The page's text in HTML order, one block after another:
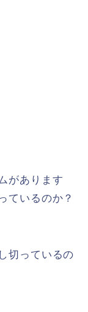
があります
ているのか？
切っているの